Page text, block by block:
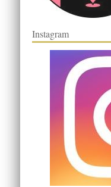
Instagram